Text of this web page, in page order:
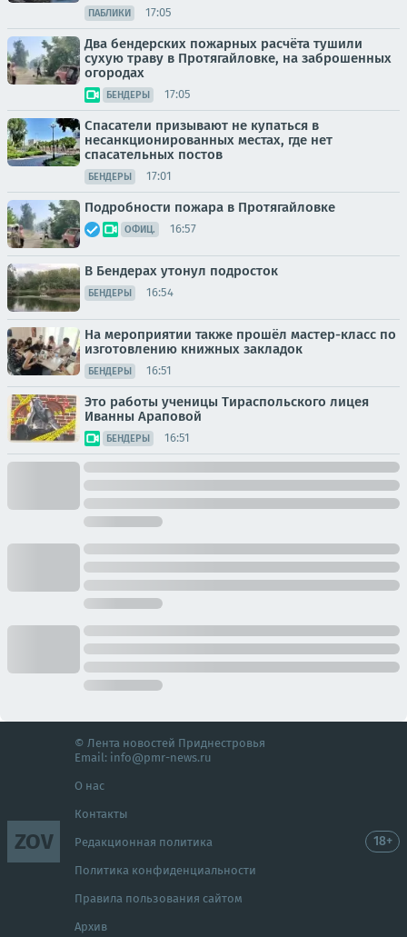
ПАБЛИКИ 17:05
Два бендерских пожарных расчёта тушили
сухую траву в Протягайловке, на заброшенных
огородах
БЕНДЕРЫ 17:05
Спасатели призывают не купаться в
несанкционированных местах, где нет
спасательных постов
БЕНДЕРЫ 17:01
Подробности пожара в Протягайловке
ОФИЦ. 16:57
В Бендерах утонул подросток
БЕНДЕРЫ 16:54
На мероприятии также прошёл мастер-класс по
изготовлению книжных закладок
БЕНДЕРЫ 16:51
Это работы ученицы Тираспольского лицея
Иванны Араповой
БЕНДЕРЫ 16:51
ZOV
© Лента новостей Приднестровья
Email: info@pmr-news.ru
О нас
Контакты
Редакционная политика
Политика конфиденциальности
Правила пользования сайтом
Архив
18+